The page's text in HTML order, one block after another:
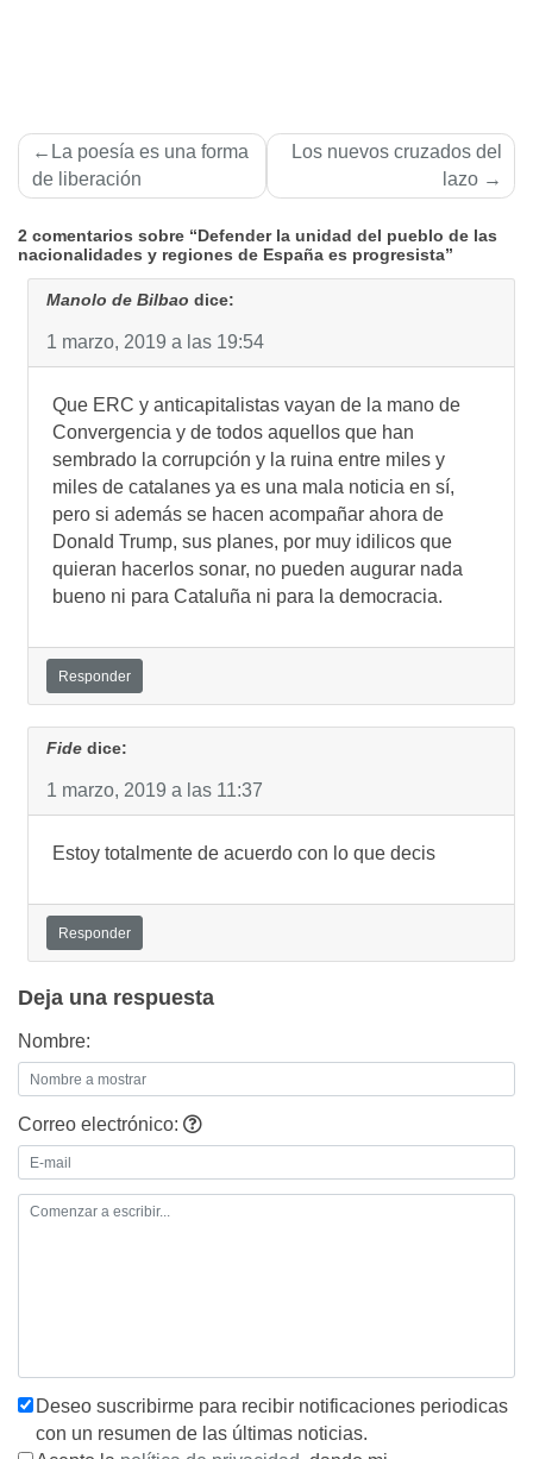
Navegación
de
La poesí­a es una forma
de liberación
Los nuevos cruzados del
lazo
2 comentarios sobre “Defender la unidad del pueblo de las
nacionalidades y regiones de España es progresista”
Manolo de Bilbao dice:
1 marzo, 2019 a las 19:54
Que ERC y anticapitalistas vayan de la mano de
Convergencia y de todos aquellos que han
sembrado la corrupción y la ruina entre miles y
miles de catalanes ya es una mala noticia en sí,
pero si además se hacen acompañar ahora de
Donald Trump, sus planes, por muy idilicos que
quieran hacerlos sonar, no pueden augurar nada
bueno ni para Cataluña ni para la democracia.
Responder
Fide dice:
1 marzo, 2019 a las 11:37
Estoy totalmente de acuerdo con lo que decis
Responder
Deja una respuesta
Nombre:
Correo electrónico:
Deseo suscribirme para recibir notificaciones periodicas
con un resumen de las últimas noticias.